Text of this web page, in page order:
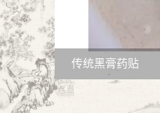
传统黑膏药贴